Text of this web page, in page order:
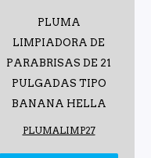
PLUMA
LIMPIADORA DE
PARABRISAS DE 21
PULGADAS TIPO
BANANA HELLA
PLUMALIMP27